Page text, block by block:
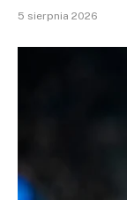
5 sierpnia 2026